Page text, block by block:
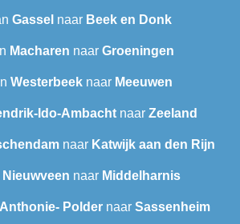
Gassel naar Beek en Donk
Macharen naar Groeningen
Westerbeek naar Meeuwen
Ido-Ambacht naar Zeeland
naar Katwijk aan den Rijn
Nieuwveen naar Middelharnis
Polder naar Sassenheim